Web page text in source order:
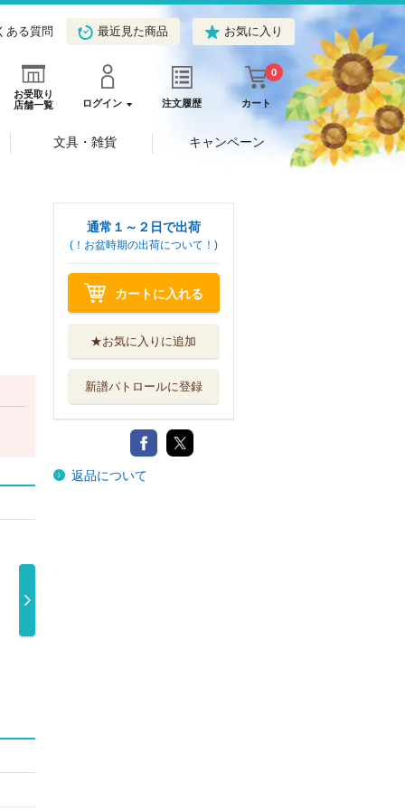
ある質問 最近見た商品 お気に入り
お受取り
店舗一覧
ログイン 注文履歴 カート
0
文具・雑貨 キャンペーン
ＴＨＥ ＧＩＦ
通常１～２日で出荷
(！お盆時期の出荷について！)
カートに入れる
★お気に入りに追加
新譜パトロールに登録
返品について